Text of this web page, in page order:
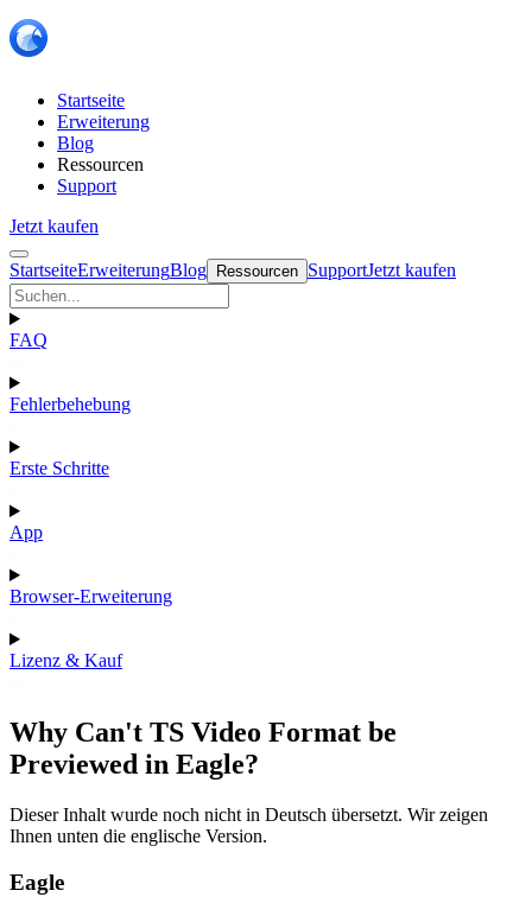
Startseite
Erweiterung
Blog
Ressourcen
Support
Jetzt kaufen
StartseiteErweiterungBlog Ressourcen SupportJetzt kaufen
FAQ
Fehlerbehebung
Erste Schritte
App
Browser-Erweiterung
Lizenz & Kauf
Why Can't TS Video Format be
Previewed in Eagle?
Dieser Inhalt wurde noch nicht in Deutsch übersetzt. Wir zeigen
Ihnen unten die englische Version.
Eagle